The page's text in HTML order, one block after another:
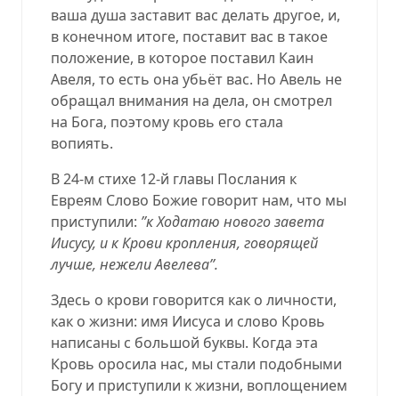
ваша душа заставит вас делать другое, и,
в конечном итоге, поставит вас в такое
положение, в которое поставил Каин
Авеля, то есть она убьёт вас. Но Авель не
обращал внимания на дела, он смотрел
на Бога, поэтому кровь его стала
вопиять.
В 24-м стихе 12-й главы Послания к
Евреям Слово Божие говорит нам, что мы
приступили: ’’к Ходатаю нового завета
Иисусу, и к Крови кропления, говорящей
лучше, нежели Авелева’’.
Здесь о крови говорится как о личности,
как о жизни: имя Иисуса и слово Кровь
написаны с большой буквы. Когда эта
Кровь оросила нас, мы стали подобными
Богу и приступили к жизни, воплощением